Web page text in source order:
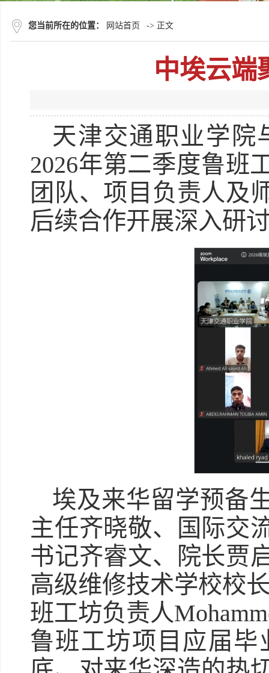
您当前所在的位置： 网站首页 -> 正文
中埃云端
天津交通职业学院
2026年第二季度鲁班
团队、项目负责人及
后续合作开展深入研
埃及来华留学预备
主任齐晓敬、国际交
书记齐睿文、院长贾
高级维修技术学校校
班工坊负责人
鲁班工坊项目应届